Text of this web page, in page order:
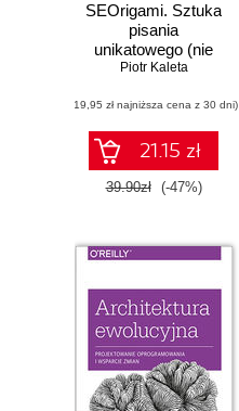
SEOrigami. Sztuka
pisania
unikatowego (nie
tylko na potrzeby
Piotr Kaleta
(19,95 zł najniższa cena z 30 dni)
21.15 zł
39.90zł (-47%)